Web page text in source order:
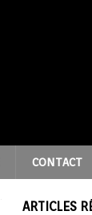
CONTACT
ARTICLES